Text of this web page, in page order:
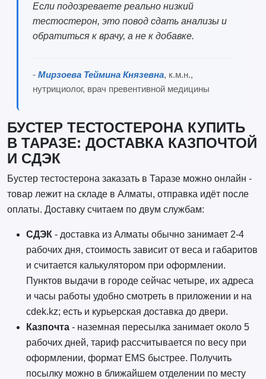
Если подозреваете реально низкий
тестостерон, это повод сдать анализы и
обратиться к врачу, а не к добавке.
- Мирзоева Теймина Князевна, к.м.н.,
нутрициолог, врач превентивной медицины
БУСТЕР ТЕСТОСТЕРОНА КУПИТЬ
В ТАРАЗЕ: ДОСТАВКА КАЗПОЧТОЙ
И СДЭК
Бустер тестостерона заказать в Таразе можно онлайн -
товар лежит на складе в Алматы, отправка идёт после
оплаты. Доставку считаем по двум службам:
СДЭК- доставка из Алматы обычно занимает 2-4
рабочих дня, стоимость зависит от веса и габаритов
и считается калькулятором при оформлении.
Пунктов выдачи в городе сейчас четыре, их адреса
и часы работы удобно смотреть в приложении и на
cdek.kz; есть и курьерская доставка до двери.
Казпочта- наземная пересылка занимает около 5
рабочих дней, тариф рассчитывается по весу при
оформлении, формат EMS быстрее. Получить
посылку можно в ближайшем отделении по месту